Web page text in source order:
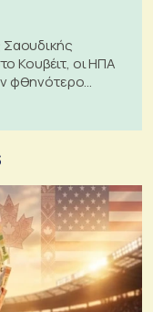
Σαουδικής
Κουβέιτ, οι ΗΠΑ
φθηνότερο